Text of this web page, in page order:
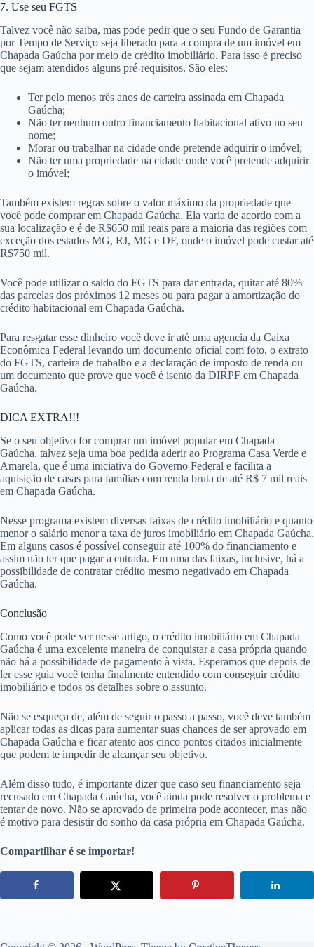
7. Use seu FGTS
Talvez você não saiba, mas pode pedir que o seu Fundo de Garantia
por Tempo de Serviço seja liberado para a compra de um imóvel em
Chapada Gaúcha por meio de crédito imobiliário. Para isso é preciso
que sejam atendidos alguns pré-requisitos. São eles:
Ter pelo menos três anos de carteira assinada em Chapada
Gaúcha;
Não ter nenhum outro financiamento habitacional ativo no seu
nome;
Morar ou trabalhar na cidade onde pretende adquirir o imóvel;
Não ter uma propriedade na cidade onde você pretende adquirir
o imóvel;
Também existem regras sobre o valor máximo da propriedade que
você pode comprar em Chapada Gaúcha. Ela varia de acordo com a
sua localização e é de R$650 mil reais para a maioria das regiões com
exceção dos estados MG, RJ, MG e DF, onde o imóvel pode custar até
R$750 mil.
Você pode utilizar o saldo do FGTS para dar entrada, quitar até 80%
das parcelas dos próximos 12 meses ou para pagar a amortização do
crédito habitacional em Chapada Gaúcha.
Para resgatar esse dinheiro você deve ir até uma agencia da Caixa
Econômica Federal levando um documento oficial com foto, o extrato
do FGTS, carteira de trabalho e a declaração de imposto de renda ou
um documento que prove que você é isento da DIRPF em Chapada
Gaúcha.
DICA EXTRA!!!
Se o seu objetivo for comprar um imóvel popular em Chapada
Gaúcha, talvez seja uma boa pedida aderir ao Programa Casa Verde e
Amarela, que é uma iniciativa do Governo Federal e facilita a
aquisição de casas para famílias com renda bruta de até R$ 7 mil reais
em Chapada Gaúcha.
Nesse programa existem diversas faixas de crédito imobiliário e quanto
menor o salário menor a taxa de juros imobiliário em Chapada Gaúcha.
Em alguns casos é possível conseguir até 100% do financiamento e
assim não ter que pagar a entrada. Em uma das faixas, inclusive, há a
possibilidade de contratar crédito mesmo negativado em Chapada
Gaúcha.
Conclusão
Como você pode ver nesse artigo, o crédito imobiliário em Chapada
Gaúcha é uma excelente maneira de conquistar a casa própria quando
não há a possibilidade de pagamento à vista. Esperamos que depois de
ler esse guia você tenha finalmente entendido com conseguir crédito
imobiliário e todos os detalhes sobre o assunto.
Não se esqueça de, além de seguir o passo a passo, você deve também
aplicar todas as dicas para aumentar suas chances de ser aprovado em
Chapada Gaúcha e ficar atento aos cinco pontos citados inicialmente
que podem te impedir de alcançar seu objetivo.
Além disso tudo, é importante dizer que caso seu financiamento seja
recusado em Chapada Gaúcha, você ainda pode resolver o problema e
tentar de novo. Não se aprovado de primeira pode acontecer, mas não
é motivo para desistir do sonho da casa própria em Chapada Gaúcha.
Compartilhar é se importar!